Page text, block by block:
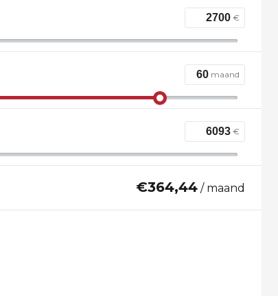
€
maand
€
€364,44 / maand